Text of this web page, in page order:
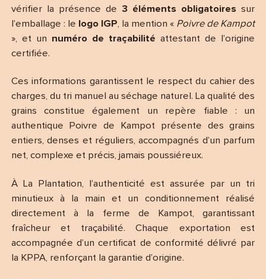
vérifier la présence de 3 éléments obligatoires sur
l’emballage : le logo IGP, la mention « Poivre de Kampot
», et un numéro de traçabilité attestant de l’origine
certifiée.
Ces informations garantissent le respect du cahier des
charges, du tri manuel au séchage naturel. La qualité des
grains constitue également un repère fiable : un
authentique Poivre de Kampot présente des grains
entiers, denses et réguliers, accompagnés d’un parfum
net, complexe et précis, jamais poussiéreux.
À La Plantation, l’authenticité est assurée par un tri
minutieux à la main et un conditionnement réalisé
directement à la ferme de Kampot, garantissant
fraîcheur et traçabilité. Chaque exportation est
accompagnée d’un certificat de conformité délivré par
la KPPA, renforçant la garantie d’origine.